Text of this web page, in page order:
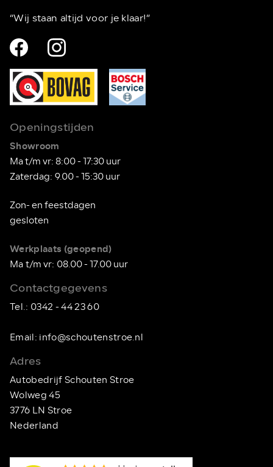
“Wij staan altijd voor je klaar!”
Openingstijden
Showroom
Ma t/m vr: 8:00 - 17:30 uur
Zaterdag: 9.00 - 15:30 uur
Zon- en feestdagen
gesloten
Werkplaats (geopend)
Ma t/m vr: 08.00 - 17.00 uur
Contactgegevens
Tel.: 0342 - 44 23 60
Email: info@schoutenstroe.nl
Adres
Autobedrijf Schouten Stroe
Wolweg 45
3776 LN Stroe
Nederland